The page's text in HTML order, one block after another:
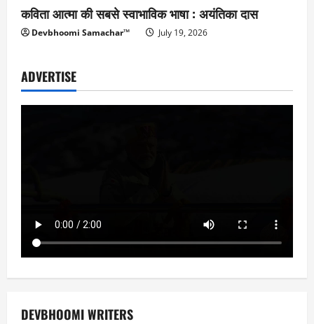
कविता आत्मा की सबसे स्वाभाविक भाषा : अयंतिका दास
Devbhoomi Samachar™ July 19, 2026
ADVERTISE
DEVBHOOMI WRITERS